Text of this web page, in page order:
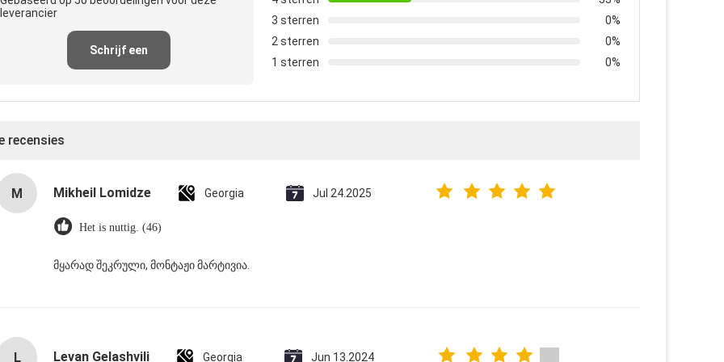
leverancier
Schrijf een
3 sterren
0%
2 sterren
0%
1 sterren
0%
recensies
M Mikheil Lomidze Georgia Jul 24.2025
Het is nuttig. (46)
მყარად შეკრული, მონტაჟი მარტივია.
L Levan Gelashvili Georgia Jun 13.2024